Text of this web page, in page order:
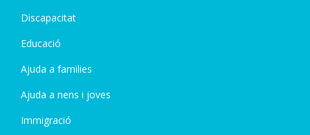
Discapacitat
Educació
Ajuda a families
Ajuda a nens i joves
Immigració